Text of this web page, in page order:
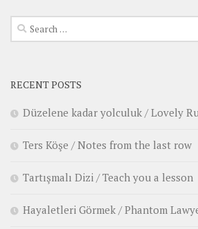
Search
for:
RECENT POSTS
Düzelene kadar yolculuk / Lovely
Ters Köşe / Notes from the last row
Tartışmalı Dizi / Teach you a lesson
Hayaletleri Görmek / Phantom